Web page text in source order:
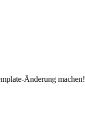
Änderung machen!